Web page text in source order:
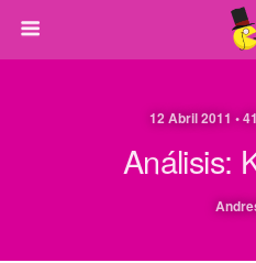
12 Abril 2011 •
Análisis: